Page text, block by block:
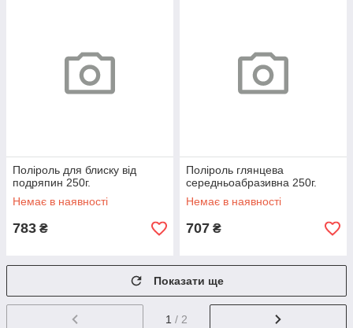
Поліроль для блиску від
подряпин 250г.
Немає в наявності
783 ₴
Поліроль глянцева
середньоабразивна 250г.
Немає в наявності
707 ₴
Показати ще
1 / 2